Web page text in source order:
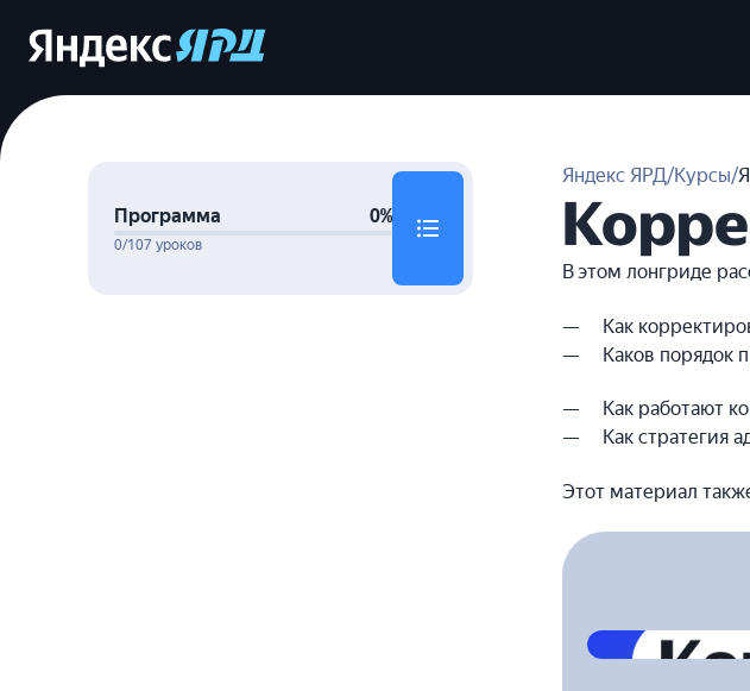
Программа 0%
0/107 уроков
Яндекс ЯРД/Курсы/
В этом лонгриде
Как
Каков порядок
Как работают
Как стратегия
Этот материал
2023-04-